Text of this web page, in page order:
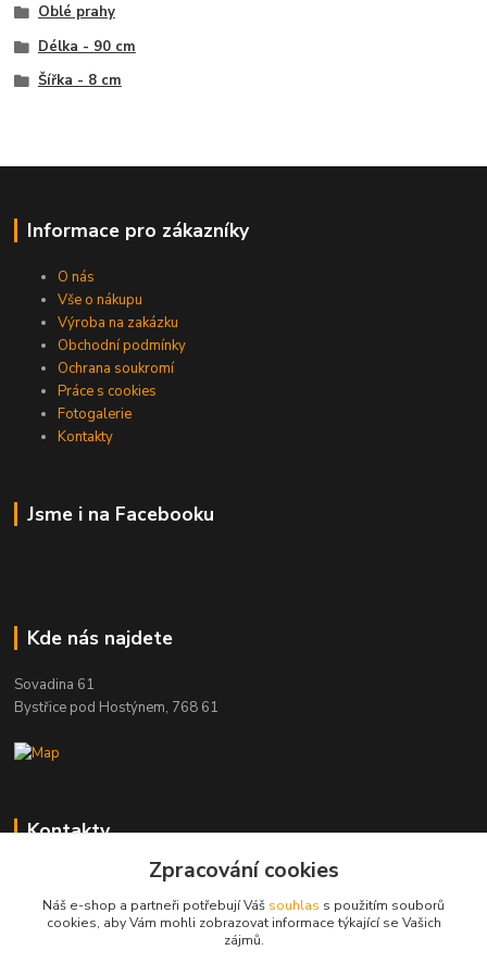
Oblé prahy
Délka - 90 cm
Šířka - 8 cm
Informace pro zákazníky
O nás
Vše o nákupu
Výroba na zakázku
Obchodní podmínky
Ochrana soukromí
Práce s cookies
Fotogalerie
Kontakty
Jsme i na Facebooku
Kde nás najdete
Sovadina 61
Bystřice pod Hostýnem, 768 61
Kontakty
DŘEVOPRODUKT BEDNAŘÍK s.r.o.
+420 739 454 600
(Po-Pá, 7-15 hod.)
Zpracování cookies
Náš e-shop a partneři potřebují Váš souhlas s použitím souborů
cookies, aby Vám mohli zobrazovat informace týkající se Vašich
zájmů.